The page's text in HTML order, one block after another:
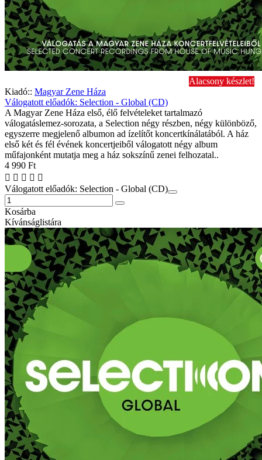
Alacsony készlet!
Kiadó:: Magyar Zene Háza
Válogatott előadók: Selection - Global (CD)
A Magyar Zene Háza első, élő felvételeket tartalmazó
válogatáslemez-sorozata, a Selection négy részben, négy különböző,
egyszerre megjelenő albumon ad ízelítőt koncertkínálatából. A ház
első két és fél évének koncertjeiből válogatott négy album
műfajonként mutatja meg a ház sokszínű zenei felhozatal..
4 990 Ft
Válogatott előadók: Selection - Global (CD)
Kosárba
Kívánságlistára